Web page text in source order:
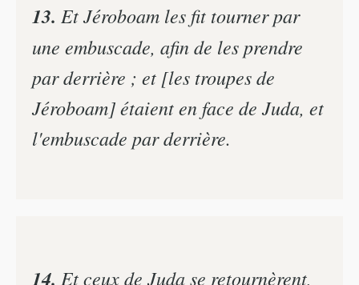
13. Et Jéroboam les fit tourner par
une embuscade, afin de les prendre
par derrière ; et [les troupes de
Jéroboam] étaient en face de Juda, et
l'embuscade par derrière.
14. Et ceux de Juda se retournèrent,